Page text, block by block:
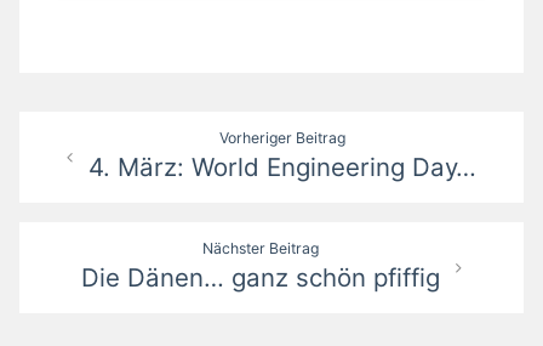
Beitragsnavigation
Vorheriger Beitrag
4. März: World Engineering Day…
Nächster Beitrag
Die Dänen… ganz schön pfiffig